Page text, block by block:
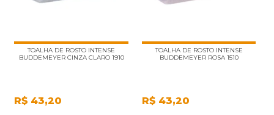
TOALHA DE ROSTO INTENSE
BUDDEMEYER CINZA CLARO 1910
R$ 43,20
TOALHA DE ROSTO INTENSE
BUDDEMEYER ROSA 1510
R$ 43,20